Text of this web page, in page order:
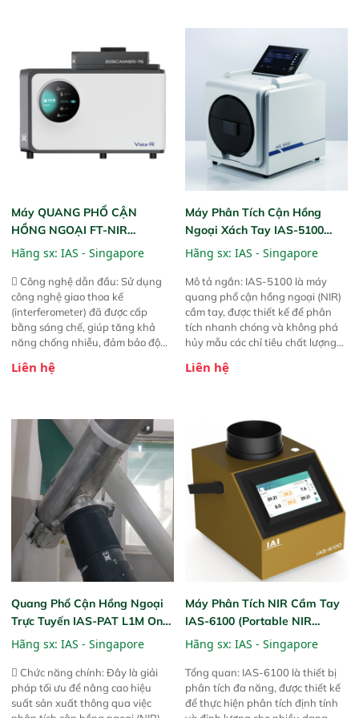
thức ăn chăn nuôi, nguyên liệu
thực phẩm, nông sản,..
năng theo dõi thông số theo thời
gian thực và trực quan hóa dữ
liệu để tăng chỉ số ROI cho doanh
Máy QUANG PHỔ CẬN
HỒNG NGOẠI FT-NIR
Analyzer Vista-R
Hãng sx: IAS - Singapore
 Công nghệ dẫn đầu: Sử dụng
công nghệ giao thoa kế
(interferometer) đã được cấp
bằng sáng chế, giúp tăng khả
năng chống nhiễu, đảm bảo độ
Phạm vi ứng dụng rộng: Đáp ứng
ngành công nghiệp khác nhau. 
Độ nhạy cao: Trang bị đầu dò
InGaAs độ nhạy cao, cung cấp
phản hồi phổ tuyến tính đầy đủ,
đảm bảo độ chính xác và khả
năng lặp lại tối ưu.
Liên hệ
Máy Phân Tích Cận Hồng
Ngoại Xách Tay IAS-5100
(Portable NIR Analyzer)
Hãng sx: IAS - Singapore
Mô tả ngắn: IAS-5100 là máy
quang phổ cận hồng ngoại (NIR)
cầm tay, được thiết kế để phân
tích nhanh chóng và không phá
hủy mẫu các chỉ tiêu chất lượng
Thiết bị linh hoạt cho nhiều kịch
trực tiếp ngoài đồng ruộng.
Liên hệ
Quang Phổ Cận Hồng Ngoại
Trực Tuyến IAS-PAT L1M On-
Line NIR
Hãng sx: IAS - Singapore
 Chức năng chính: Đây là giải
pháp tối ưu để nâng cao hiệu
suất sản xuất thông qua việc
Máy Phân Tích NIR Cầm Tay
IAS-6100 (Portable NIR
Analyzer)
Hãng sx: IAS - Singapore
Tổng quan: IAS-6100 là thiết bị
phân tích đa năng, được thiết kế
để thực hiện phân tích định tính